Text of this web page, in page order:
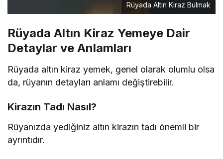
Rüyada Altın Kiraz Bulmak
Rüyada Altın Kiraz Yemeye Dair
Detaylar ve Anlamları
Rüyada altın kiraz yemek, genel olarak olumlu olsa
da, rüyanın detayları anlamı değiştirebilir.
Kirazın Tadı Nasıl?
Rüyanızda yediğiniz altın kirazın tadı önemli bir
ayrıntıdır.